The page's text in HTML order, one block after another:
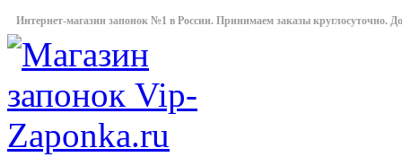
Интернет-магазин запонок №1 в России. Принимаем заказы круглосуточно.